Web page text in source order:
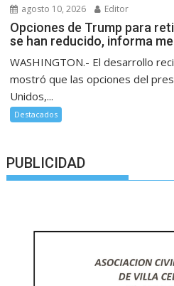
agosto 10, 2026 Editor
Opciones de Trump para
se han reducido, informa
WASHINGTON.- El desarrollo
mostró que las opciones del
Unidos,...
Destacados
PUBLICIDAD